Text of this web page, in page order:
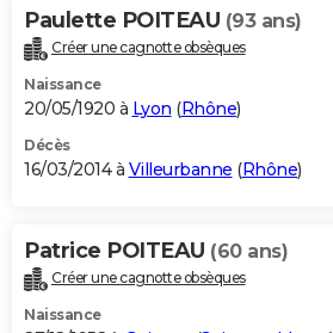
Paulette POITEAU (93 ans)
Créer une cagnotte obsèques
Naissance
20/05/1920 à Lyon (Rhône)
Décès
16/03/2014 à Villeurbanne (Rhône)
Patrice POITEAU (60 ans)
Créer une cagnotte obsèques
Naissance